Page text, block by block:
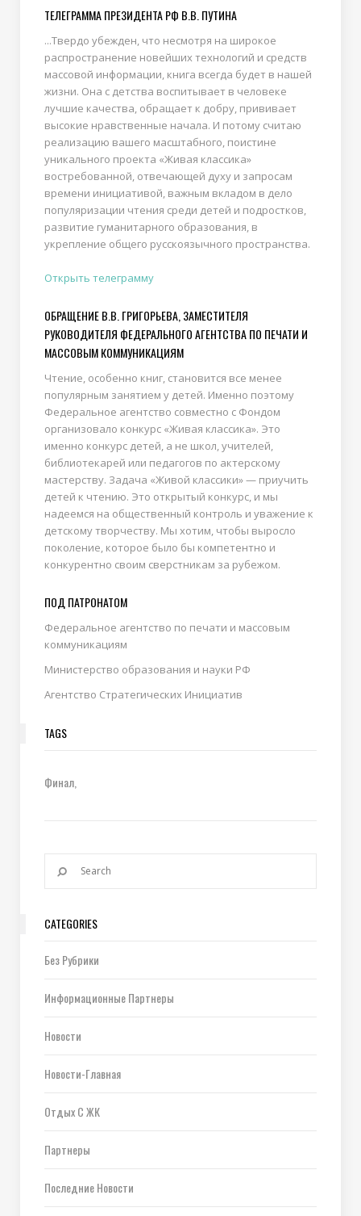
ТЕЛЕГРАММА ПРЕЗИДЕНТА РФ В.В. ПУТИНА
...Твердо убежден, что несмотря на широкое
распространение новейших технологий и средств
массовой информации, книга всегда будет в нашей
жизни. Она с детства воспитывает в человеке
лучшие качества, обращает к добру, прививает
высокие нравственные начала. И потому считаю
реализацию вашего масштабного, поистине
уникального проекта «Живая классика»
востребованной, отвечающей духу и запросам
времени инициативой, важным вкладом в дело
популяризации чтения среди детей и подростков,
развитие гуманитарного образования, в
укрепление общего русскоязычного пространства.
Открыть телеграмму
ОБРАЩЕНИЕ В.В. ГРИГОРЬЕВА, ЗАМЕСТИТЕЛЯ
РУКОВОДИТЕЛЯ ФЕДЕРАЛЬНОГО АГЕНТСТВА ПО ПЕЧАТИ И
МАССОВЫМ КОММУНИКАЦИЯМ
Чтение, особенно книг, становится все менее
популярным занятием у детей. Именно поэтому
Федеральное агентство совместно с Фондом
организовало конкурс «Живая классика». Это
именно конкурс детей, а не школ, учителей,
библиотекарей или педагогов по актерскому
мастерству. Задача «Живой классики» — приучить
детей к чтению. Это открытый конкурс, и мы
надеемся на общественный контроль и уважение к
детскому творчеству. Мы хотим, чтобы выросло
поколение, которое было бы компетентно и
конкурентно своим сверстникам за рубежом.
ПОД ПАТРОНАТОМ
Федеральное агентство по печати и массовым
коммуникациям
Министерство образования и науки РФ
Агентство Стратегических Инициатив
TAGS
Финал
CATEGORIES
Без Рубрики
Информационные Партнеры
Новости
Новости-Главная
Отдых С ЖК
Партнеры
Последние Новости